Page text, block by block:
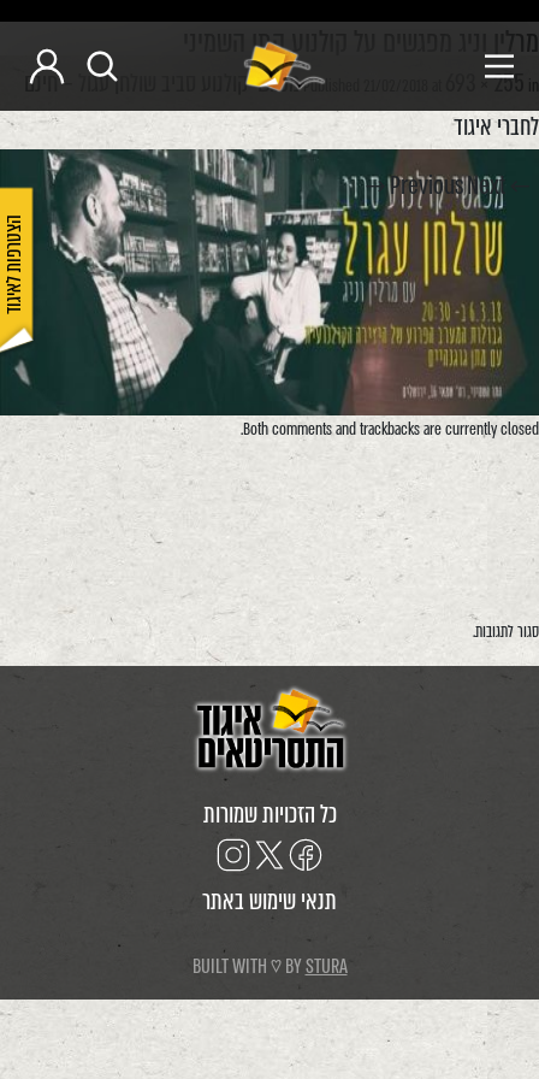
הצטרפות לאיגוד
מרלין וניג מפגשים על קולנוע התו השמיני
Published 693 × 255 in
מפגשי קולנוע סביב שולחן עגול – חינם
לחברי איגוד
Next →
Both comments and trackbacks are currently closed.
סגור לתגובות.
כל הזכויות שמורות
תנאי שימוש באתר
BUILT WITH ♡ BYSTURA